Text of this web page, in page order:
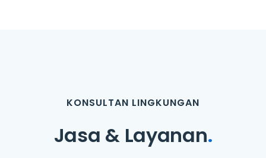
KONSULTAN LINGKUNGAN
Jasa & Layanan.